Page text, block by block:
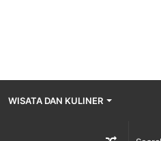
WISATA DAN KULINER